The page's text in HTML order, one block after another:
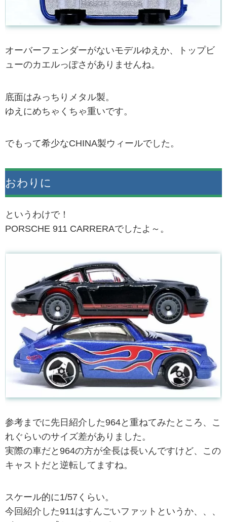
オーバーフェンダーがないモデルゆえか、トップビ
ューのカエルっぽさがありませんね。
底面はみっちりメタル製。
ゆえにめちゃくちゃ重いです。
でもって希少なCHINA製ウィールでした。
おわりに
というわけで！
PORSCHE 911 CARRERAでしたよ～。
参考までに先日紹介した964と重ねてみたところ、こ
れぐらいのサイズ差がありました。
実際の車だと964の方が全長は長いんですけど、この
キャストだと逆転してますね。
スケール的に1/57くらい。
今回紹介した911はすんごいファットというか、、、